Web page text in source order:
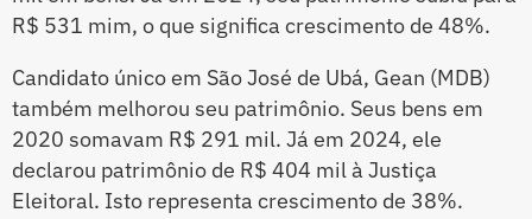
R$ 531 mim, o que significa crescimento de 48%.
Candidato único em São José de Ubá, Gean (MDB)
também melhorou seu patrimônio. Seus bens em
2020 somavam R$ 291 mil. Já em 2024, ele
declarou patrimônio de R$ 404 mil à Justiça
Eleitoral. Isto representa crescimento de 38%.